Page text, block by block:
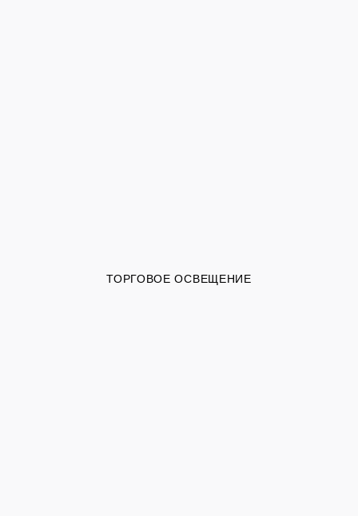
ТОРГОВОЕ ОСВЕЩЕНИЕ